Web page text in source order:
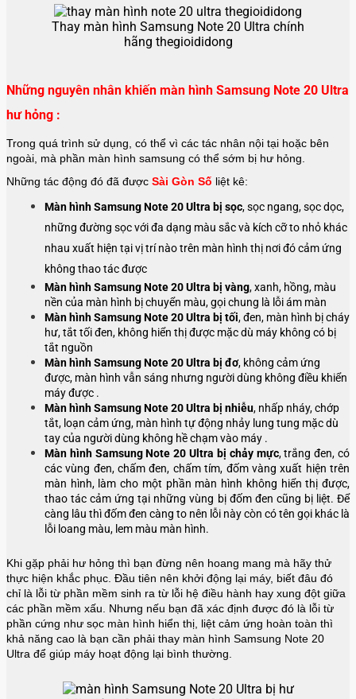
Thay màn hình Samsung Note 20 Ultra chính
hãng thegioididong
Những nguyên nhân khiến màn hình Samsung Note 20 Ultra
hư hỏng :
Trong quá trình sử dụng, có thể vì các tác nhân nội tại hoặc bên
ngoài, mà phần màn hình samsung có thể sớm bị hư hỏng.
Những tác động đó đã được Sài Gòn Số liệt kê:
Màn hình Samsung Note 20 Ultra bị sọc, sọc ngang, sọc dọc,
những đường sọc với đa dạng màu sắc và kích cỡ to nhỏ khác
nhau xuất hiện tại vị trí nào trên màn hình thị nơi đó cảm ứng
không thao tác được
Màn hìnhSamsung Note 20 Ultra bị vàng, xanh, hồng, màu
nền của màn hình bị chuyển màu, gọi chung là lỗi ám màn
Màn hìnhSamsung Note 20 Ultra bị tối, đen, màn hình bị cháy
hư, tắt tối đen, không hiển thị được mặc dù máy không có bị
tắt nguồn
Màn hìnhSamsung Note 20 Ultra bị đơ, không cảm ứng
được, màn hình vẫn sáng nhưng người dùng không điều khiển
máy được .
Màn hìnhSamsung Note 20 Ultra bị nhiễu, nhấp nháy, chớp
tắt, loạn cảm ứng, màn hình tự động nhảy lung tung mặc dù
tay của người dùng không hề chạm vào máy .
Màn hình Samsung Note 20 Ultra bị chảy mực, trắng đen, có
các vùng đen, chấm đen, chấm tím, đốm vàng xuất hiện trên
màn hình, làm cho một phần màn hình không hiển thị được,
thao tác cảm ứng tại những vùng bị đốm đen cũng bị liệt. Để
càng lâu thì đốm đen càng to nên lỗi này còn có tên gọi khác là
lỗi loang màu, lem màu màn hình.
Khi gặp phải hư hỏng thì bạn đừng nên hoang mang mà hãy thử
thực hiện khắc phục. Đầu tiên nên khởi động lại máy, biết đâu đó
chỉ là lỗi từ phần mềm sinh ra từ lỗi hệ điều hành hay xung đột giữa
các phần mềm xấu. Nhưng nếu bạn đã xác định được đó là lỗi từ
phần cứng như sọc màn hình hiển thị, liệt cảm ứng hoàn toàn thì
khả năng cao là bạn cần phải thay màn hình Samsung Note 20
Ultra để giúp máy hoạt động lại bình thường.